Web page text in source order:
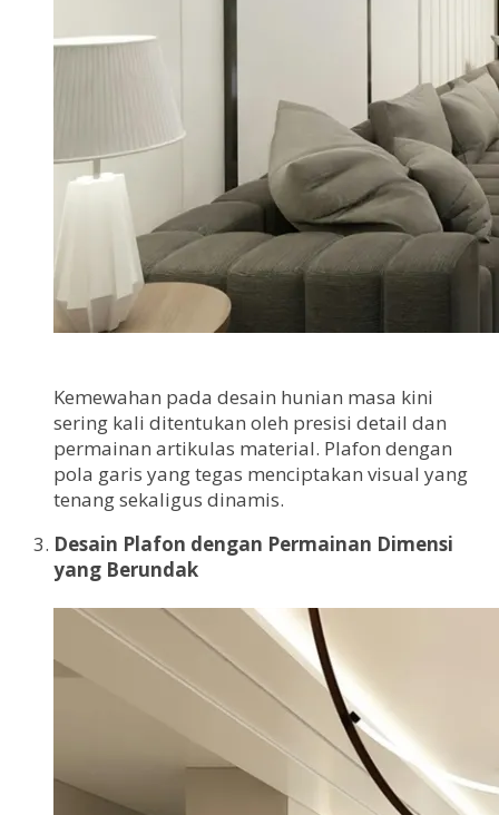
Kemewahan pada desain hunian masa kini
sering kali ditentukan oleh presisi detail dan
permainan artikulas material. Plafon dengan
pola garis yang tegas menciptakan visual yang
tenang sekaligus dinamis.
Desain Plafon dengan Permainan Dimensi
yang Berundak